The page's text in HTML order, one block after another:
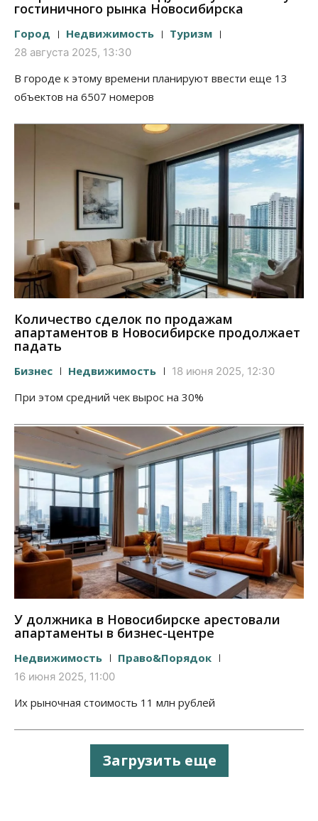
гостиничного рынка Новосибирска
Город Недвижимость Туризм
28 августа 2025, 13:30
В городе к этому времени планируют ввести еще 13
объектов на 6507 номеров
Количество сделок по продажам
апартаментов в Новосибирске продолжает
падать
Бизнес Недвижимость 18 июня 2025, 12:30
При этом средний чек вырос на 30%
У должника в Новосибирске арестовали
апартаменты в бизнес-центре
Недвижимость Право&Порядок
16 июня 2025, 11:00
Их рыночная стоимость 11 млн рублей
Загрузить еще